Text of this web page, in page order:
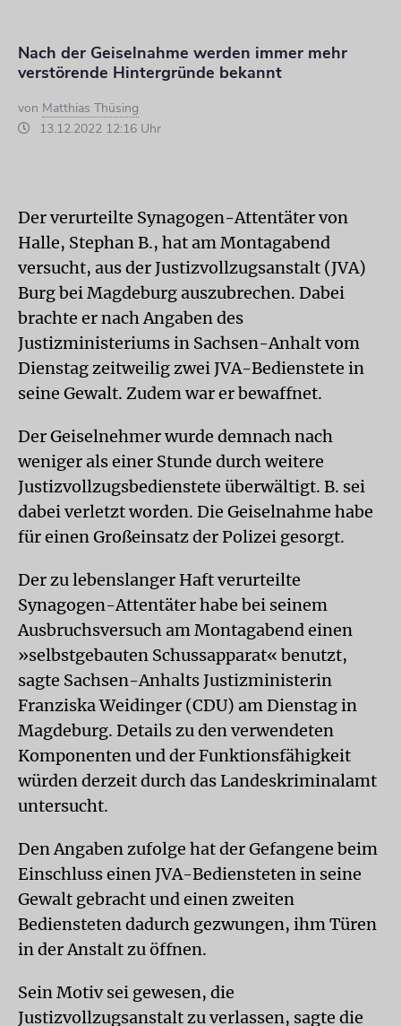
Nach der Geiselnahme werden immer mehr
verstörende Hintergründe bekannt
von Matthias Thüsing
13.12.2022 12:16 Uhr
Der verurteilte Synagogen-Attentäter von
Halle, Stephan B., hat am Montagabend
versucht, aus der Justizvollzugsanstalt (JVA)
Burg bei Magdeburg auszubrechen. Dabei
brachte er nach Angaben des
Justizministeriums in Sachsen-Anhalt vom
Dienstag zeitweilig zwei JVA-Bedienstete in
seine Gewalt. Zudem war er bewaffnet.
Der Geiselnehmer wurde demnach nach
weniger als einer Stunde durch weitere
Justizvollzugsbedienstete überwältigt. B. sei
dabei verletzt worden. Die Geiselnahme habe
für einen Großeinsatz der Polizei gesorgt.
Der zu lebenslanger Haft verurteilte
Synagogen-Attentäter habe bei seinem
Ausbruchsversuch am Montagabend einen
»selbstgebauten Schussapparat« benutzt,
sagte Sachsen-Anhalts Justizministerin
Franziska Weidinger (CDU) am Dienstag in
Magdeburg. Details zu den verwendeten
Komponenten und der Funktionsfähigkeit
würden derzeit durch das Landeskriminalamt
untersucht.
Den Angaben zufolge hat der Gefangene beim
Einschluss einen JVA-Bediensteten in seine
Gewalt gebracht und einen zweiten
Bediensteten dadurch gezwungen, ihm Türen
in der Anstalt zu öffnen.
Sein Motiv sei gewesen, die
Justizvollzugsanstalt zu verlassen, sagte die